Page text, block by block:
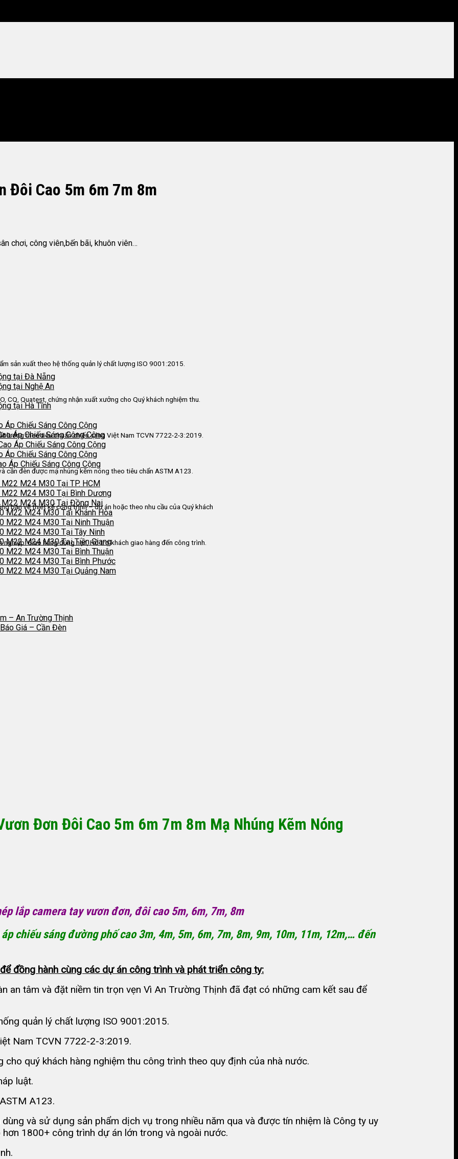
tại Đà Nẵng
tại Nghệ An
tại Hà Tĩnh
Chiếu Sáng Công Cộng
Áp Chiếu Sáng Công Cộng
Áp Chiếu Sáng Công Cộng
Chiếu Sáng Công Cộng
Áp Chiếu Sáng Công Cộng
M24 M30 Tại TP. HCM
M24 M30 Tại Bình Dương
M24 M30 Tại Đồng Nai
M22 M24 M30 Tại Khánh Hòa
M22 M24 M30 Tại Ninh Thuận
M22 M24 M30 Tại Tây Ninh
M22 M24 M30 Tại Tiền Giang
M22 M24 M30 Tại Bình Thuận
M22 M24 M30 Tại Bình Phước
M22 M24 M30 Tại Quảng Nam
– An Trường Thịnh
Giá – Cần Đèn
Đôi Cao 5m 6m 7m 8m
chơi, công viên,bến bãi, khuôn viên…
sản xuất theo hệ thống quản lý chất lượng ISO 9001:2015.
CQ, Quatest, chứng nhận xuất xưởng cho Quý khách nghiệm thu.
lượng theo tiêu chuẩn chiếu sáng Việt Nam TCVN 7722-2-3:2019.
cần đèn được mạ nhúng kẽm nóng theo tiêu chẩn ASTM A123.
bản vẽ thiết kế công trình – dự án hoặc theo nhu cầu của Quý khách
nghiệp: Giao hàng đúng hẹn, Hỗ trợ khách giao hàng đến công trình.
Đơn Đôi Cao 5m 6m 7m 8m Mạ Nhúng Kẽm Nóng
lắp camera tay vươn đơn, đôi cao 5m, 6m, 7m, 8m
chiếu sáng đường phố cao 3m, 4m, 5m, 6m, 7m, 8m, 9m, 10m, 11m, 12m,… đến
đồng hành cùng các dự án công trình và phát triển công ty:
an tâm và đặt niềm tin trọn vẹn Vì An Trường Thịnh đã đạt có những cam kết sau để
quản lý chất lượng ISO 9001:2015.
Nam TCVN 7722-2-3:2019.
cho quý khách hàng nghiệm thu công trình theo quy định của nhà nước.
luật.
A123.
và sử dụng sản phẩm dịch vụ trong nhiều năm qua và được tín nhiệm là Công ty uy
1800+ công trình dự án lớn trong và ngoài nước.